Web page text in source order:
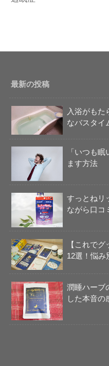
最新の投稿
入浴がもた
なバスタイ
「いつも
ます方法
すっとねリ
ながら口コ
【これで
12選！悩み
潤睡ハーブ
した本音の